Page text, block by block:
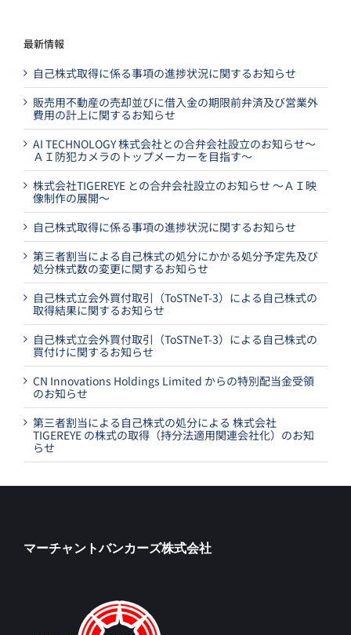
最新情報
自己株式取得に係る事項の進捗状況に関するお知らせ
販売用不動産の売却並びに借入金の期限前弁済及び営業外
費用の計上に関するお知らせ
AI TECHNOLOGY 株式会社との合弁会社設立のお知らせ～
ＡＩ防犯カメラのトップメーカーを目指す～
株式会社TIGEREYE との合弁会社設立のお知らせ ～ＡＩ映
像制作の展開～
自己株式取得に係る事項の進捗状況に関するお知らせ
第三者割当による自己株式の処分にかかる処分予定先及び
処分株式数の変更に関するお知らせ
自己株式立会外買付取引（ToSTNeT-3）による自己株式の
取得結果に関するお知らせ
自己株式立会外買付取引（ToSTNeT-3）による自己株式の
買付けに関するお知らせ
CN Innovations Holdings Limited からの特別配当金受領
のお知らせ
第三者割当による自己株式の処分による 株式会社
TIGEREYE の株式の取得（持分法適用関連会社化）のお知
らせ
マーチャントバンカーズ株式会社